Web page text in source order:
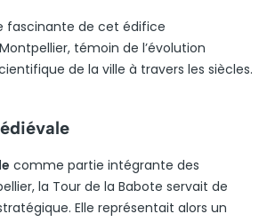
fascinante de cet édifice
témoin de l’évolution
de la ville à travers les siècles.
comme partie intégrante des
la Tour de la Babote servait de
Elle représentait alors un